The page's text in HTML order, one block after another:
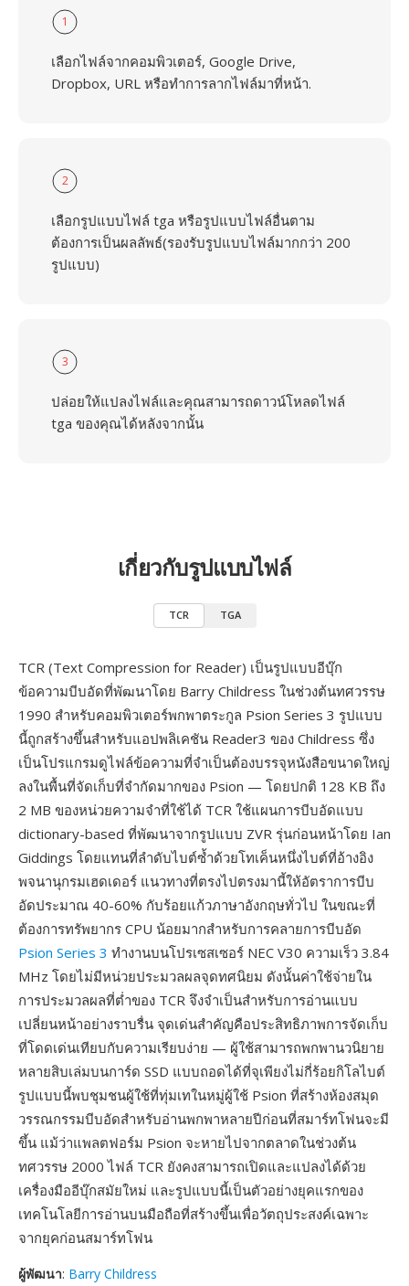
1
เลือกไฟล์จากคอมพิวเตอร์, Google Drive,
Dropbox, URL หรือทำการลากไฟล์มาที่หน้า.
2
เลือกรูปแบบไฟล์ tga หรือรูปแบบไฟล์อื่นตาม
ต้องการเป็นผลลัพธ์(รองรับรูปแบบไฟล์มากกว่า 200
รูปแบบ)
3
ปล่อยให้แปลงไฟล์และคุณสามารถดาวน์โหลดไฟล์
tga ของคุณได้หลังจากนั้น
เกี่ยวกับรูปแบบไฟล์
TCR TGA
TCR (Text Compression for Reader) เป็นรูปแบบอีบุ๊ก
ข้อความบีบอัดที่พัฒนาโดย Barry Childress ในช่วงต้นทศวรรษ
1990 สำหรับคอมพิวเตอร์พกพาตระกูล Psion Series 3 รูปแบบ
นี้ถูกสร้างขึ้นสำหรับแอปพลิเคชัน Reader3 ของ Childress ซึ่ง
เป็นโปรแกรมดูไฟล์ข้อความที่จำเป็นต้องบรรจุหนังสือขนาดใหญ่
ลงในพื้นที่จัดเก็บที่จำกัดมากของ Psion — โดยปกติ 128 KB ถึง
2 MB ของหน่วยความจำที่ใช้ได้ TCR ใช้แผนการบีบอัดแบบ
dictionary-based ที่พัฒนาจากรูปแบบ ZVR รุ่นก่อนหน้าโดย Ian
Giddings โดยแทนที่ลำดับไบต์ซ้ำด้วยโทเค็นหนึ่งไบต์ที่อ้างอิง
พจนานุกรมเฮดเดอร์ แนวทางที่ตรงไปตรงมานี้ให้อัตราการบีบ
อัดประมาณ 40-60% กับร้อยแก้วภาษาอังกฤษทั่วไป ในขณะที่
ต้องการทรัพยากร CPU น้อยมากสำหรับการคลายการบีบอัด
Psion Series 3 ทำงานบนโปรเซสเซอร์ NEC V30 ความเร็ว 3.84
MHz โดยไม่มีหน่วยประมวลผลจุดทศนิยม ดังนั้นค่าใช้จ่ายใน
การประมวลผลที่ต่ำของ TCR จึงจำเป็นสำหรับการอ่านแบบ
เปลี่ยนหน้าอย่างราบรื่น จุดเด่นสำคัญคือประสิทธิภาพการจัดเก็บ
ที่โดดเด่นเทียบกับความเรียบง่าย — ผู้ใช้สามารถพกพานวนิยาย
หลายสิบเล่มบนการ์ด SSD แบบถอดได้ที่จุเพียงไม่กี่ร้อยกิโลไบต์
รูปแบบนี้พบชุมชนผู้ใช้ที่ทุ่มเทในหมู่ผู้ใช้ Psion ที่สร้างห้องสมุด
วรรณกรรมบีบอัดสำหรับอ่านพกพาหลายปีก่อนที่สมาร์ทโฟนจะมี
ขึ้น แม้ว่าแพลตฟอร์ม Psion จะหายไปจากตลาดในช่วงต้น
ทศวรรษ 2000 ไฟล์ TCR ยังคงสามารถเปิดและแปลงได้ด้วย
เครื่องมืออีบุ๊กสมัยใหม่ และรูปแบบนี้เป็นตัวอย่างยุคแรกของ
เทคโนโลยีการอ่านบนมือถือที่สร้างขึ้นเพื่อวัตถุประสงค์เฉพาะ
จากยุคก่อนสมาร์ทโฟน
ผู้พัฒนา: Barry Childress